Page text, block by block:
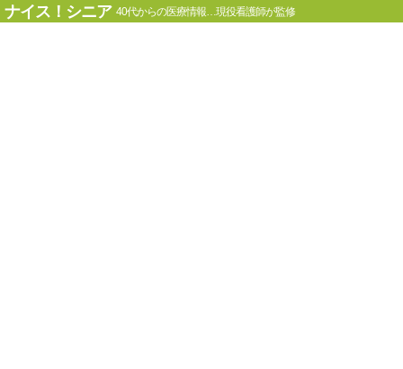
ナイス！シニア 40代からの医療情報…現役看護師が監修